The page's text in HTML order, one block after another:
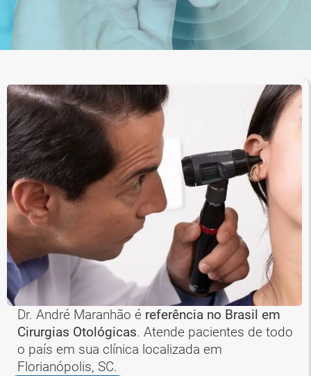
Dr. André Maranhão é referência no Brasil em
Cirurgias Otológicas. Atende pacientes de todo
o país em sua clínica localizada em
Florianópolis, SC.